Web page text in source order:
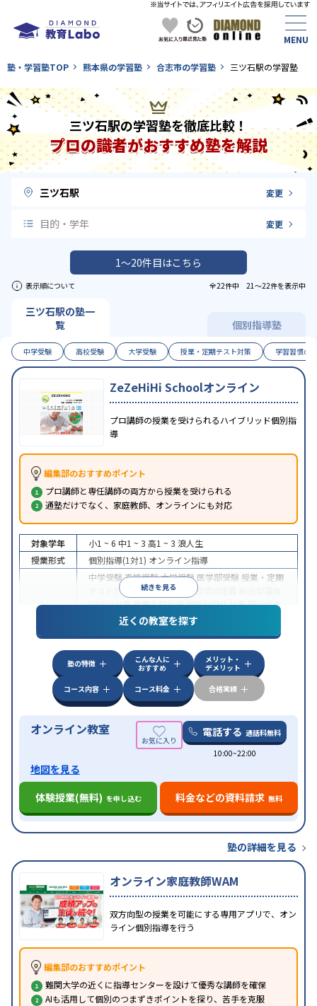
塾・学習塾TOP 熊本県の学習塾 合志市の学習塾 三ツ石駅の学習塾
三ツ石駅の学習塾を徹底比較！
プロの識者がおすすめ塾を解説
三ツ石駅 変更
目的・学年 変更
1〜20件目はこちら
表示順について 全22件中 21〜22件を表示中
三ツ石駅の塾一
覧
個別指導塾
中学受験 高校受験 大学受験 授業・定期テスト対策 学習習慣の
ZeZeHiHi Schoolオンライン
プロ講師の授業を受けられるハイブリッド個別指
導
編集部のおすすめポイント
プロ講師と専任講師の両方から授業を受けられる
通塾だけでなく、家庭教師、オンラインにも対応
続きを見る
対象学年 小1 ~ 6 中1 ~ 3 高1 ~ 3 浪人生
授業形式
個別指導(1対1) オンライン指導
中学受験高校受験大学受験 医学部受験 授業・定期
テスト対策
内申点対策 学習習慣の定着
(旧AO)対策推薦入試対策学校別特化対策国公立大
私大対策共通テスト対策
英語・英会話特化
特徴
中高一貫校生に対応授業の振替可能 不登校生に対
オンライン対応 1科目から受講可能季節講習の
みの受講可
自習室あり
近くの教室を探す
塾の特徴
こんな人に
おすすめ
メリット・
デメリット
コース内容
コース料金 合格実績
オンライン教室 電話する 通話料無料
10:00~22:00
地図を見る
体験授業(無料) を申し込む 料金などの資料請求 無料
塾の詳細を見る
オンライン家庭教師WAM
双方向型の授業を可能にする専用アプリで、オン
ライン個別指導を行う
編集部のおすすめポイント
難関大学の近くに指導センターを設けて優秀な講師を確保
AIも活用して個別のつまずきポイントを探り、苦手を克服